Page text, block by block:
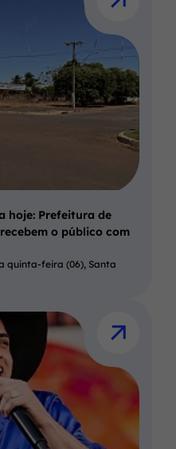
hoje: Prefeitura de
o público com
quinta-feira (06), Santa